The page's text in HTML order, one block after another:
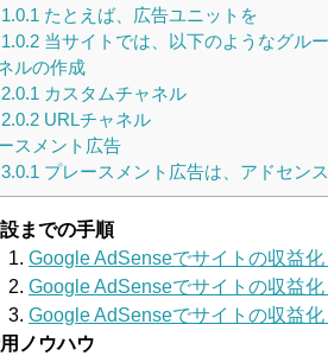
1.0.1 たとえば、広告ユニットを
1.0.2当サイトでは、以下のようなグルー
ルの作成
2.0.1 カスタムチャネル
2.0.2URLチャネル
スメント広告
3.0.1 プレースメント広告は、アドセン
までの手順
Google AdSenseでサイトの収益化
Google AdSenseでサイトの収益
Google AdSenseでサイトの収益化
ノウハウ